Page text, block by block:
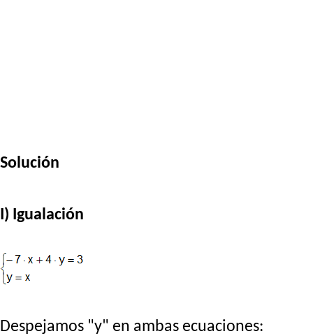
Solución
I) Igualación
Despejamos "y" en ambas ecuaciones: